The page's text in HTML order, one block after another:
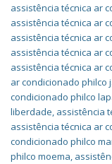
assistência técnica ar
assistência técnica ar
assistência técnica ar
assistência técnica ar
assistência técnica ar
ar condicionado philco
condicionado philco
liberdade, assistência
assistência técnica ar
condicionado philco
philco moema,